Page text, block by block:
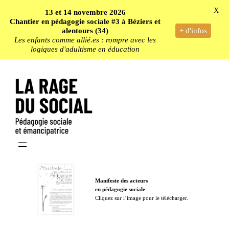
Manifeste des acteurs
en pédagogie sociale
Cliquez sur l’image pour le télécharger.
13 et 14 novembre 2026
Chantier en pédagogie sociale #3 à Béziers et
alentours (34)
Les enfants comme allié.es : rompre avec les
logiques d'adultisme en éducation
+ d'infos
X